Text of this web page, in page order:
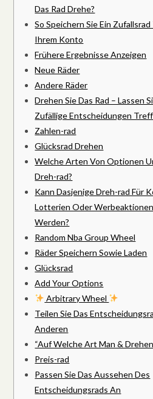
Das Rad Drehe?
So Speichern Sie Ein
Ihrem Konto
Frühere Ergebnisse Anzeigen
Neue Räder
Andere Räder
Drehen Sie Das Rad – Lassen
Zufällige Entscheidungen
Zahlen-rad
Glücksrad Drehen
Welche Arten Von Optionen
Dreh-rad?
Kann Dasjenige Dreh-rad Für
Lotterien Oder
Werden?
Random Nba Group Wheel
Räder Speichern Sowie Laden
Glücksrad
Add Your Options
Arbitrary Wheel
Teilen Sie Das
Anderen
“Auf Welche Art Man &
Preis-rad
Passen Sie Das Aussehen Des
Entscheidungsrads An